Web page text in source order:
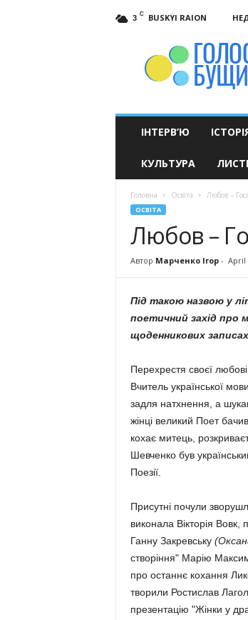
3 C BUSKYI RAION
ІНТЕРВ’Ю
КУЛЬТУРА
Головна Освіта Любов –
ОСВІТА
Любов –
Автор Марченко Ігор- April
Під такою назвою у
поетичний захід про
щоденникових
Перехрестя своєї
Вчитель української
задля нат­хнення, а
жінці великий Поет
кохає митець,
Шев­чен­ко був
Поезії.
Присутні почули
виконала Вікторія Вовк,
Ганну Закревську
створіння" Ма­рію
про останнє кохання
творили Ростислав
презентацію "Жінки у